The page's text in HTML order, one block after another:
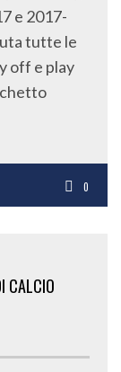
e 2017-
tutte le
off e play
0
CALCIO